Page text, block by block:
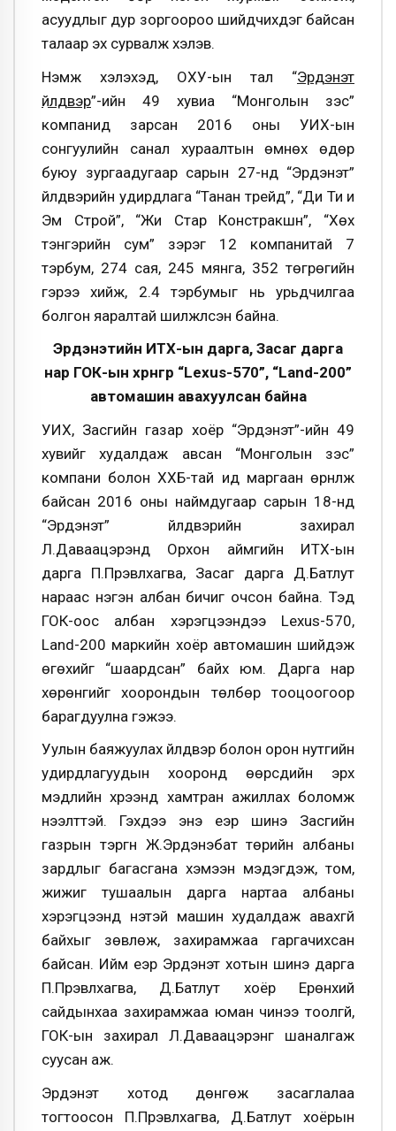
асуудлыг дур зоргоороо шийдчихдэг байсан
талаар эх сурвалж хэлэв.
Нэмж хэлэхэд, ОХУ-ын тал “Эрдэнэт
үйлдвэр”-ийн 49 хувиа “Монголын зэс”
компанид зарсан 2016 оны УИХ-ын
сонгуулийн санал хураалтын өмнөх өдөр
буюу зургаадугаар сарын 27-нд “Эрдэнэт”
үйлдвэрийн удирдлага “Танан трейд”, “Ди Ти и
Эм Строй”, “Жи Стар Констракшн”, “Хөх
тэнгэрийн сум” зэрэг 12 компанитай 7
тэрбум, 274 сая, 245 мянга, 352 төгрөгийн
гэрээ хийж, 2.4 тэрбумыг нь урьдчилгаа
болгон яаралтай шилжүүлсэн байна.
Эрдэнэтийн ИТХ-ын дарга, Засаг дарга
нар ГОК-ын хөрөнгөөр “Lexus-570”, “Land-200”
автомашин авахуулсан байна
УИХ, Засгийн газар хоёр “Эрдэнэт”-ийн 49
хувийг худалдаж авсан “Монголын зэс”
компани болон ХХБ-тай ид маргаан өрнүүлж
байсан 2016 оны наймдугаар сарын 18-нд
“Эрдэнэт” үйлдвэрийн захирал
Л.Даваацэрэнд Орхон аймгийн ИТХ-ын
дарга П.Пүрэвлхагва, Засаг дарга Д.Батлут
нараас нэгэн албан бичиг очсон байна. Тэд
ГОК-оос албан хэрэгцээндээ Lexus-570,
Land-200 маркийн хоёр автомашин шийдэж
өгөхийг “шаардсан” байх юм. Дарга нар
хөрөнгийг хоорондын төлбөр тооцоогоор
барагдуулна гэжээ.
Уулын баяжуулах үйлдвэр болон орон нутгийн
удирдлагуудын хооронд өөрсдийн эрх
мэдлийн хүрээнд хамтран ажиллах боломж
нээлттэй. Гэхдээ энэ үеэр шинэ Засгийн
газрын тэргүүн Ж.Эрдэнэбат төрийн албаны
зардлыг багасгана хэмээн мэдэгдэж, том,
жижиг тушаалын дарга нартаа албаны
хэрэгцээнд үнэтэй машин худалдаж авахгүй
байхыг зөвлөж, захирамжаа гаргачихсан
байсан. Ийм үеэр Эрдэнэт хотын шинэ дарга
П.Пүрэвлхагва, Д.Батлут хоёр Ерөнхий
сайдынхаа захирамжаа юман чинээ тоолгүй,
ГОК-ын захирал Л.Даваацэрэнг шаналгаж
суусан аж.
Эрдэнэт хотод дөнгөж засаглалаа
тогтоосон П.Пүрэвлхагва, Д.Батлут хоёрын